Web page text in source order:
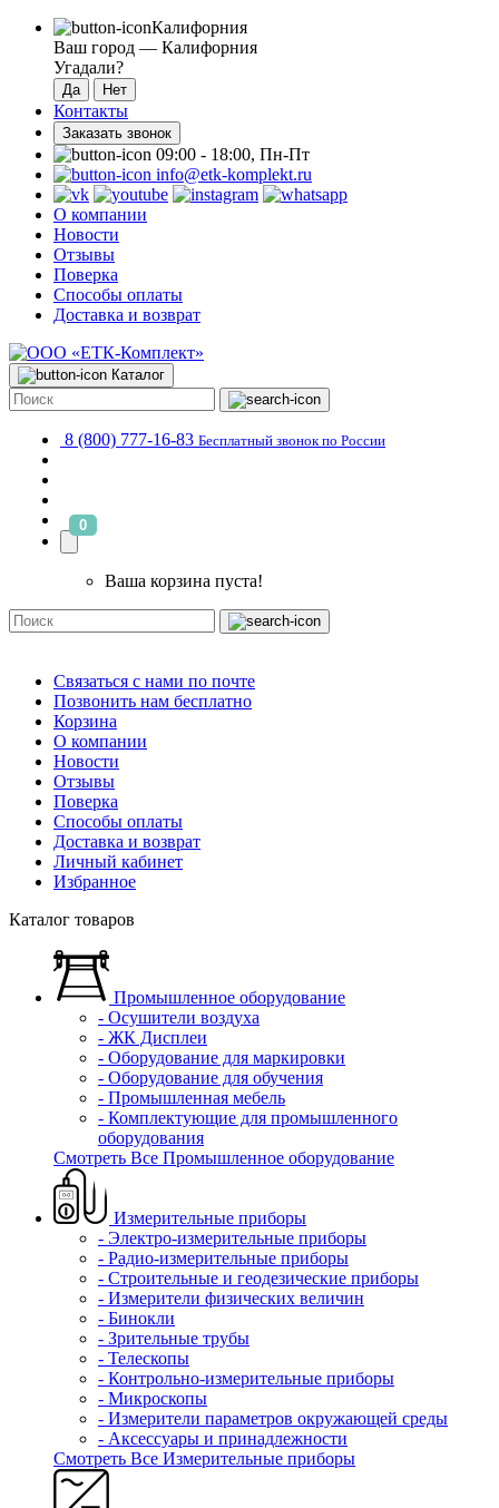
Калифорния
Ваш город — Калифорния
Угадали?
Контакты
Заказать звонок
09:00 - 18:00, Пн-Пт
info@etk-komplekt.ru
О компании
Новости
Отзывы
Поверка
Способы оплаты
Доставка и возврат
Каталог
8 (800) 777-16-83 Бесплатный звонок по России
0
Ваша корзина пуста!
Связаться с нами по почте
Позвонить нам бесплатно
Корзина
О компании
Новости
Отзывы
Поверка
Способы оплаты
Доставка и возврат
Личный кабинет
Избранное
Каталог товаров
Промышленное оборудование
- Осушители воздуха
- ЖК Дисплеи
- Оборудование для маркировки
- Оборудование для обучения
- Промышленная мебель
- Комплектующие для промышленного
оборудования
Смотреть Все Промышленное оборудование
Измерительные приборы
- Электро-измерительные приборы
- Радио-измерительные приборы
- Строительные и геодезические приборы
- Измерители физических величин
- Бинокли
- Зрительные трубы
- Телескопы
- Контрольно-измерительные приборы
- Микроскопы
- Измерители параметров окружающей среды
- Аксессуары и принадлежности
Смотреть Все Измерительные приборы